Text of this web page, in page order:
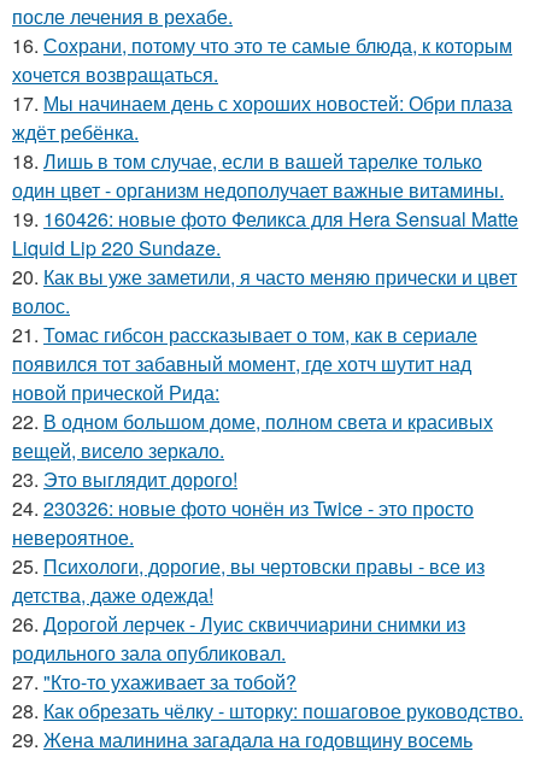
после лечения в рехабе.
16. Сохрани, потому что это те самые блюда, к которым
хочется возвращаться.
17. Мы начинаем день с хороших новостей: Обри плаза
ждёт ребёнка.
18. Лишь в том случае, если в вашей тарелке только
один цвет - организм недополучает важные витамины.
19. 160426: новые фото Феликса для Hera Sensual Matte
Liquid Lip 220 Sundaze.
20. Как вы уже заметили, я часто меняю прически и цвет
волос.
21. Томас гибсон рассказывает о том, как в сериале
появился тот забавный момент, где хотч шутит над
новой прической Рида:
22. В одном большом доме, полном света и красивых
вещей, висело зеркало.
23. Это выглядит дорого!
24. 230326: новые фото чонён из Twice - это просто
невероятное.
25. Психологи, дорогие, вы чертовски правы - все из
детства, даже одежда!
26. Дорогой лерчек - Луис сквиччиарини снимки из
родильного зала опубликовал.
27. "Кто-то ухаживает за тобой?
28. Как обрезать чёлку - шторку: пошаговое руководство.
29. Жена малинина загадала на годовщину восемь